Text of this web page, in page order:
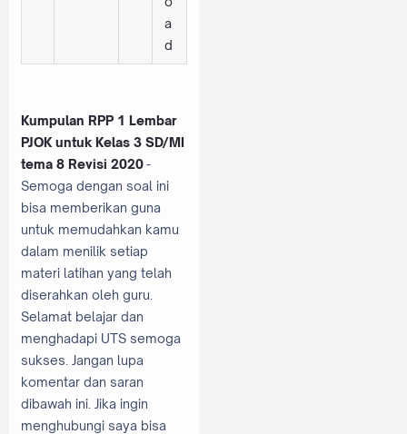
a
d
Kumpulan RPP 1 Lembar
PJOK untuk Kelas 3 SD/MI
tema 8 Revisi 2020-
Semoga dengan soal ini
bisa memberikan guna
untuk memudahkan kamu
dalam menilik setiap
materi latihan yang telah
diserahkan oleh guru.
Selamat belajar dan
menghadapi UTS semoga
sukses. Jangan lupa
komentar dan saran
dibawah ini. Jika ingin
menghubungi saya bisa